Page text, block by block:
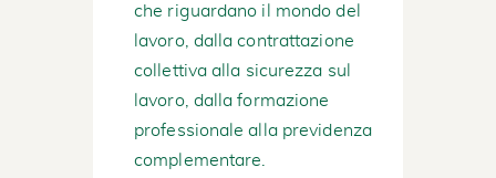
che riguardano il mondo del
lavoro, dalla contrattazione
collettiva alla sicurezza sul
lavoro, dalla formazione
professionale alla previdenza
complementare.